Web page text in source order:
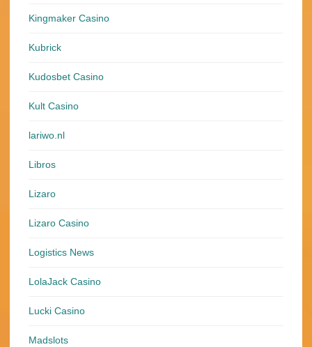
Kingmaker Casino
Kubrick
Kudosbet Casino
Kult Casino
lariwo.nl
Libros
Lizaro
Lizaro Casino
Logistics News
LolaJack Casino
Lucki Casino
Madslots